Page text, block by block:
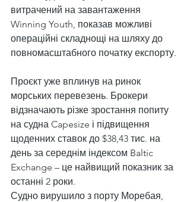
витрачений на завантаження
Winning Youth, показав можливі
операційні складнощі на шляху до
повномасштабного початку експорту.
Проєкт уже вплинув на ринок
морських перевезень. Брокери
відзначають різке зростання попиту
на судна Capesize і підвищення
щоденних ставок до $38,43 тис. на
день за середнім індексом Baltic
Exchange – це найвищий показник за
останні 2 роки.
Судно вирушило з порту Моребая,